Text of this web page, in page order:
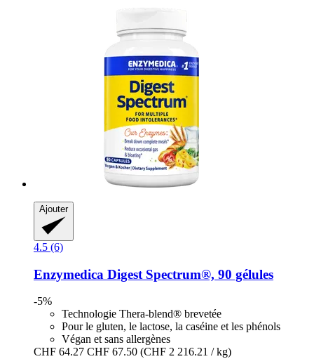
Ajouter
4.5 (6)
Enzymedica Digest Spectrum®, 90 gélules
-5%
Technologie Thera-blend® brevetée
Pour le gluten, le lactose, la caséine et les phénols
Végan et sans allergènes
CHF 64.27 CHF 67.50 (CHF 2 216.21 / kg)